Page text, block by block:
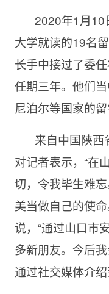
2020年1月10
大学就读的19名
长手中接过了委
任期三年。他们
尼泊尔等国家的留
来自中国陕西
对记者表示，“在
切，令我毕生难
美当做自己的使
说，“通过山口市
多新朋友。今后
通过社交媒体介